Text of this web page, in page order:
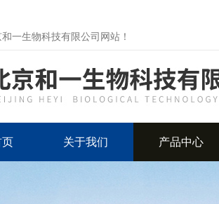
一生物科技有限公司网站！
页 关于我们 产品中心